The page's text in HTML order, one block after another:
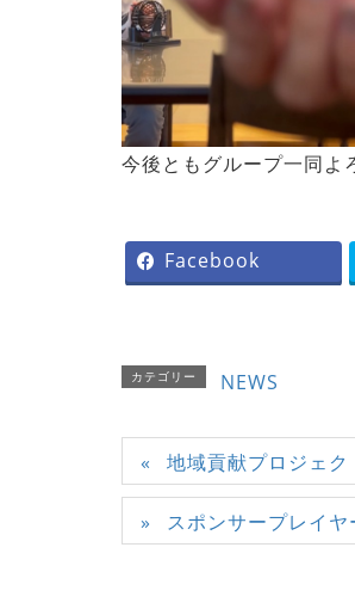
今後ともグループ一同よ
Facebook
カテゴリー NEWS
地域貢献プロジェ
スポンサープレイヤ